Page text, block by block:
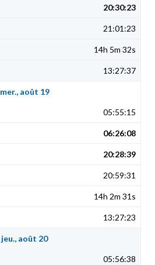
20:30:23
21:01:23
14h 5m 32s
13:27:37
mer., août 19
05:55:15
06:26:08
20:28:39
20:59:31
14h 2m 31s
13:27:23
jeu., août 20
05:56:38